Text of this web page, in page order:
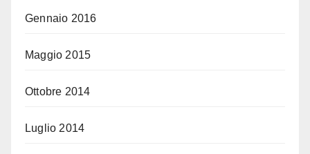
Gennaio 2016
Maggio 2015
Ottobre 2014
Luglio 2014